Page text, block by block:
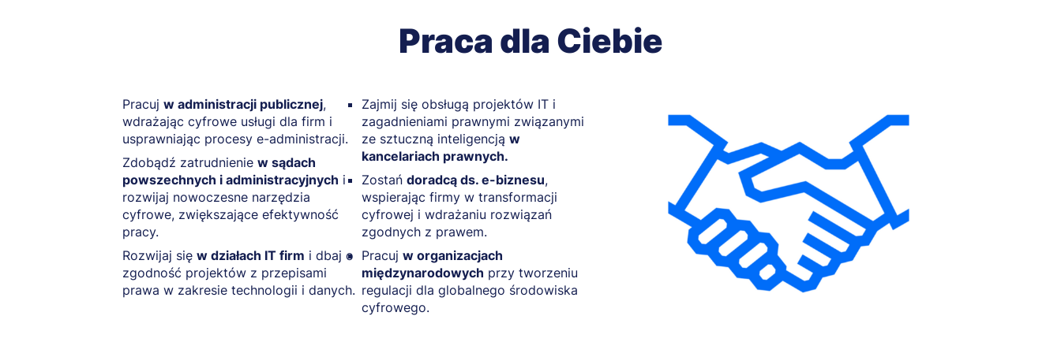
Praca dla Ciebie
Pracuj w administracji publicznej,
wdrażając cyfrowe usługi dla firm i
usprawniając procesy e-administracji.
Zdobądź zatrudnienie w sądach
powszechnych i administracyjnych i
rozwijaj nowoczesne narzędzia
cyfrowe, zwiększające efektywność
pracy.
Rozwijaj się w działach IT firm i dbaj o
zgodność projektów z przepisami
prawa w zakresie technologii i danych.
Zajmij się obsługą projektów IT i
zagadnieniami prawnymi związanymi
ze sztuczną inteligencją w
kancelariach prawnych.
Zostań doradcą ds. e-biznesu,
wspierając firmy w transformacji
cyfrowej i wdrażaniu rozwiązań
zgodnych z prawem.
Pracuj w organizacjach
międzynarodowych przy tworzeniu
regulacji dla globalnego środowiska
cyfrowego.